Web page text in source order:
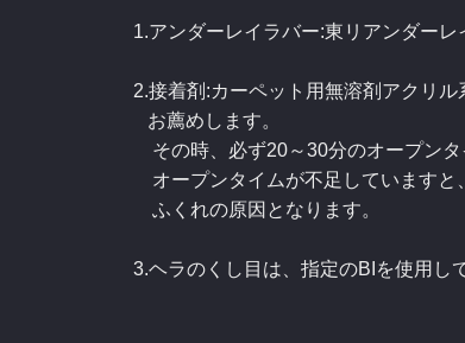
1.アンダーレイラバー:東リアンダー
2.接着剤:カーペット用無溶剤アクリ
お薦めします。
その時、必ず20～30分のオープンタ
オープンタイムが不足していますと
ふくれの原因となります。
3.ヘラのくし目は、指定のBIを使用し